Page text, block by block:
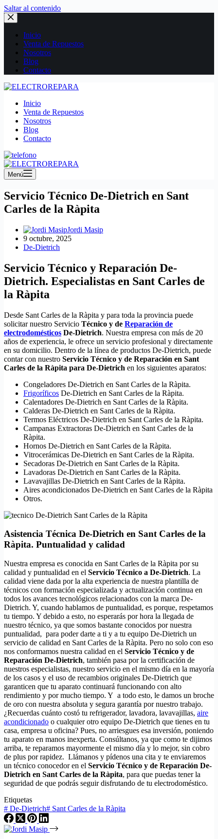
Saltar al contenido
Inicio
Venta de Repuestos
Nosotros
Blog
Contacto
Inicio
Venta de Repuestos
Nosotros
Blog
Contacto
Menú
Servicio Técnico De-Dietrich en Sant
Carles de la Ràpita
Jordi Masip
9 octubre, 2025
De-Dietrich
Servicio Técnico y Reparación De-
Dietrich. Especialistas en Sant Carles de
la Ràpita
Desde Sant Carles de la Ràpita y para toda la provincia puede
solicitar nuestro Servicio Técnico y de Reparación de
electrodomésticos De-Dietrich. Nuestra empresa con más de 20
años de experiencia, le ofrece un servicio profesional y directamente
en su domicilio. Dentro de la línea de productos De-Dietrich, puede
contar con nuestro Servicio Técnico y de Reparación en Sant
Carles de la Ràpita para De-Dietrich en los siguientes aparatos:
Congeladores De-Dietrich en Sant Carles de la Ràpita.
Frigoríficos De-Dietrich en Sant Carles de la Ràpita.
Calentadores De-Dietrich en Sant Carles de la Ràpita.
Calderas De-Dietrich en Sant Carles de la Ràpita.
Termos Eléctricos De-Dietrich en Sant Carles de la Ràpita.
Campanas Extractoras De-Dietrich en Sant Carles de la
Ràpita.
Hornos De-Dietrich en Sant Carles de la Ràpita.
Vitrocerámicas De-Dietrich en Sant Carles de la Ràpita.
Secadoras De-Dietrich en Sant Carles de la Ràpita.
Lavadoras De-Dietrich en Sant Carles de la Ràpita.
Lavavajillas De-Dietrich en Sant Carles de la Ràpita.
Aires acondicionados De-Dietrich en Sant Carles de la Ràpita
Otros.
Asistencia Técnica De-Dietrich en Sant Carles de la
Ràpita. Puntualidad y calidad
Nuestra empresa es conocida en Sant Carles de la Ràpita por su
calidad y puntualidad en el Servicio Técnico a De-Dietrich. La
calidad viene dada por la alta experiencia de nuestra plantilla de
técnicos con formación especializada y actualización continua en
todos los avances tecnológicos relacionados con la marca De-
Dietrich. Y, cuando hablamos de puntualidad, es porque, respetamos
tu tiempo. Y debido a esto, no esperarás por hora la llegada de
nuestro técnico, ya que somos bastante conocidos por nuestra
puntualidad, para poder darte a ti y a tu equipo De-Dietrich un
servicio de calidad en Sant Carles de la Ràpita. Pero no solo con eso
nos conformamos nuestra calidad en el Servicio Técnico y de
Reparación De-Dietrich, también pasa por la certificación de
nuestros especialistas, nuestro servicio en el mismo día en la mayoría
de los casos y el uso de recambios originales De-Dietrich que
garanticen que tu aparato continuará funcionando con alto
rendimiento y por mucho tiempo. Y a todo esto, le damos un broche
de oro con nuestra absoluta y segura garantía por nuestro trabajo.
¿Recuerdas cuánto costó tu refrigerador, lavadora, lavavajillas, aire
acondicionado o cualquier otro equipo De-Dietrich que tienes en tu
casa, empresa u oficina? Pues, no arriesgues esa inversión, poniendo
tu aparato en manos inexperta. Consúltanos, ya que como te dijimos
arriba, te reparamos mayormente el mismo día y lo mejor, sin cobro
de plus por rapidez. Llámanos y pídenos una cita y te enviaremos
un técnico conocedor en el Servicio Técnico y de Reparación De-
Dietrich en Sant Carles de la Ràpita, para que puedas tener la
seguridad de que podrás seguir disfrutando de tu electrodoméstico.
Etiquetas
# De-Dietrich# Sant Carles de la Ràpita